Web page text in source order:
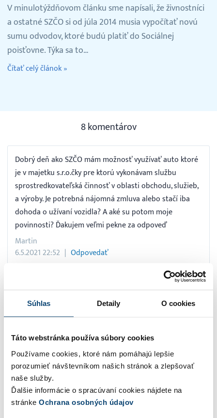
Súhlas Detaily O cookies
Táto webstránka používa súbory cookies
Používame cookies, ktoré nám pomáhajú lepšie
porozumieť návštevníkom našich stránok a zlepšovať
naše služby.
Ďalšie informácie o spracúvaní cookies nájdete na
stránke Ochrana osobných údajov
V minulotýždňovom článku sme napísali, že živnostníci
a ostatné SZČO si od júla 2014 musia vypočítať novú
sumu odvodov, ktoré budú platiť do Sociálnej
poisťovne. Týka sa to…
Čítať celý článok »
8 komentárov
Dobrý deň ako SZČO mám možnosť využívať auto ktoré
je v majetku s.r.o.čky pre ktorú vykonávam službu
sprostredkovateľská činnosť v oblasti obchodu, služieb,
a výroby. Je potrebná nájomná zmluva alebo stačí iba
dohoda o užívaní vozidla? A aké su potom moje
povinnosti? Ďakujem veľmi pekne za odpoveď
Martin
6.5.2021 22:52
Odpovedať
súvislosti: pri prenájme by ste danej firme mali platiť
nájomné a dobrovoľne ho nezahrnúť či zahrnúť do
fakturovanej sumy (čo Vám zvýši príjmy), pri zmluve o
výpožičke nájomné neplatíte; v oboch prípadoch
prioritne PHL platíte sám a zas je na Vás, či ich
zahrniete do ceny za služby alebo nie (čo Vám zas
ovplyvňuje daň z príjmov, obrat pre DPH či hranicu pre
platenie sociálnych odvodov).